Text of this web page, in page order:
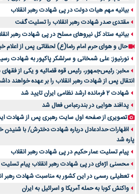
بیانیه مهم هیات دولت در پی شهادت رهبر انقلاب
مقتدی صدر شهادت رهبر انقلاب را تسلیت گفت
بیانیه ستاد کل نیروهای مسلح در پی شهادت رهبر
حال و هوای حرم امام رضا(ع) لحظاتی پس از اعلام
نورنیوز: علی شمخانی و سرلشکر پاکپور به شهادت
مخبر: رئیس‌جمهور، رئیس قوه ‌قضائیه و یکی از
انتقال پس ‌از شهادت رهبر انقلاب را بر عهده خواهند
شهادت 2 فرمانده ارشد نظامی ایران تایید شد
پدافند هوایی در بندرعباس فعال شد
تصویری از صفحه اول سایت رهبری پس از شهادت
اظهارات حدادعادل درباره شهادت دخترش/ با شنیدن
پاره شد
پیام تسلیت عمار حکیم در پی شهادت رهبر انقلاب
محسنی اژه‌ای در پی شهادت رهبر انقلاب پیام تسلیت
تعطیلی رسمی در این کشور به مناسبت شهادت رهبر
واکنش کوبا به حمله آمریکا و اسرائیل به ایران